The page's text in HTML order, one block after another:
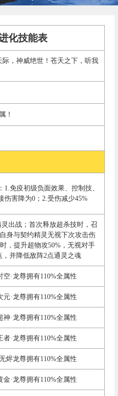
化技能表
，神威绝世！苍天之下，听我
！
免疫初级负面效果、控制技、
伤害降为0；2.受伤减少45%
出战；首次释放超杀技时，召
身与契约精灵无视下次攻击伤
，提升超物攻50%，无视对手
并降低敌阵2点通灵之魂
·龙尊拥有110%全属性
·龙尊拥有110%全属性
·龙尊拥有110%全属性
·龙尊拥有110%全属性
烬龙尊拥有110%全属性
·龙尊拥有110%全属性